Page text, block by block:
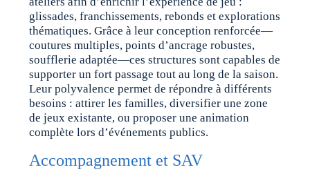
glissades, franchissements, rebonds et explorations
thématiques. Grâce à leur conception renforcée—
coutures multiples, points d’ancrage robustes,
soufflerie adaptée—ces structures sont capables de
supporter un fort passage tout au long de la saison.
Leur polyvalence permet de répondre à différents
besoins : attirer les familles, diversifier une zone
de jeux existante, ou proposer une animation
complète lors d’événements publics.
Accompagnement et SAV